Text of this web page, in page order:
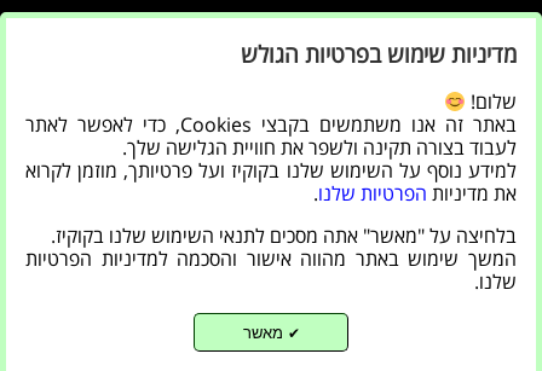
|
AGRIPPA
הצהרת נגישות
|
מדיניות פרטיות
מדיניות שימוש בפרטיות הגולש
שלום!
באתר זה אנו משתמשים בקבצי Cookies, כדי לאפשר לאתר
לעבוד בצורה תקינה ולשפר את חוויית הגלישה שלך.
למידע נוסף על השימוש שלנו בקוקיז ועל פרטיותך, מוזמן לקרוא
את מדיניות הפרטיות שלנו.
בלחיצה על "מאשר" אתה מסכים לתנאי השימוש שלנו בקוקיז.
המשך שימוש באתר מהווה אישור והסכמה למדיניות הפרטיות
שלנו.
✔ מאשר